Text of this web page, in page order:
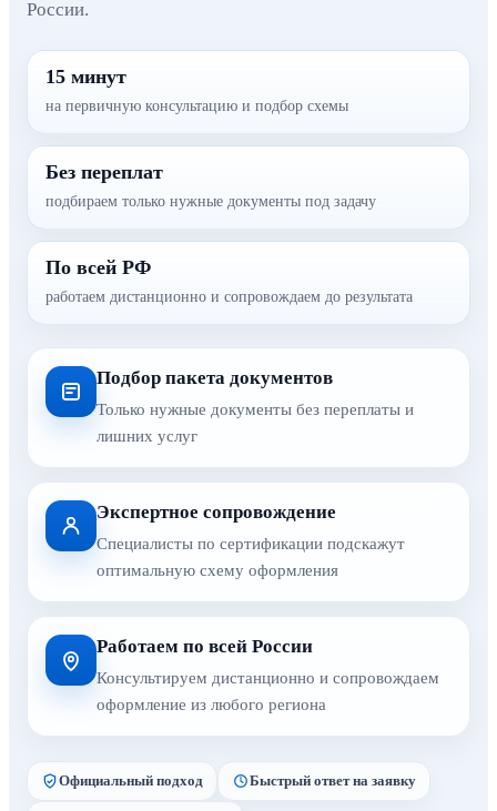
России.
15 минут
на первичную консультацию и подбор схемы
Без переплат
подбираем только нужные документы под задачу
По всей РФ
работаем дистанционно и сопровождаем до результата
Подбор пакета документов
Только нужные документы без переплаты и
лишних услуг
Экспертное сопровождение
Специалисты по сертификации подскажут
оптимальную схему оформления
Работаем по всей России
Консультируем дистанционно и сопровождаем
оформление из любого региона
Официальный подход Быстрый ответ на заявку